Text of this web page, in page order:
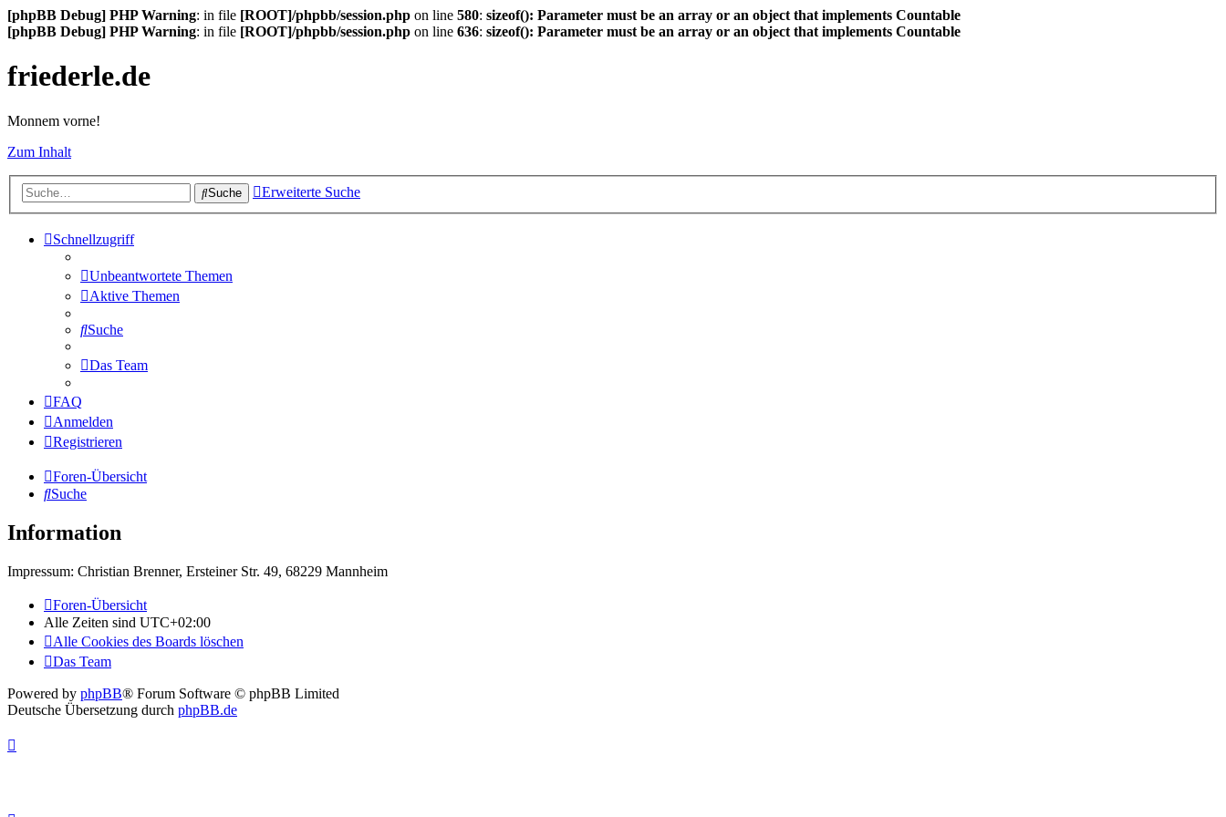
[phpBB Debug] PHP Warning: in file [ROOT]/phpbb/session.php on line 580: sizeof(): Parameter must be an array or an object that implements Countable
[phpBB Debug] PHP Warning: in file [ROOT]/phpbb/session.php on line 636: sizeof(): Parameter must be an array or an object that implements Countable
friederle.de
Monnem vorne!
Zum Inhalt
Suche Erweiterte Suche
Schnellzugriff
Unbeantwortete Themen
Aktive Themen
Suche
Das Team
FAQ
Anmelden
Registrieren
Foren-Übersicht
Suche
Information
Impressum: Christian Brenner, Ersteiner Str. 49, 68229 Mannheim
Foren-Übersicht
Alle Zeiten sind UTC+02:00
Alle Cookies des Boards löschen
Das Team
Powered by phpBB® Forum Software © phpBB Limited
Deutsche Übersetzung durch phpBB.de